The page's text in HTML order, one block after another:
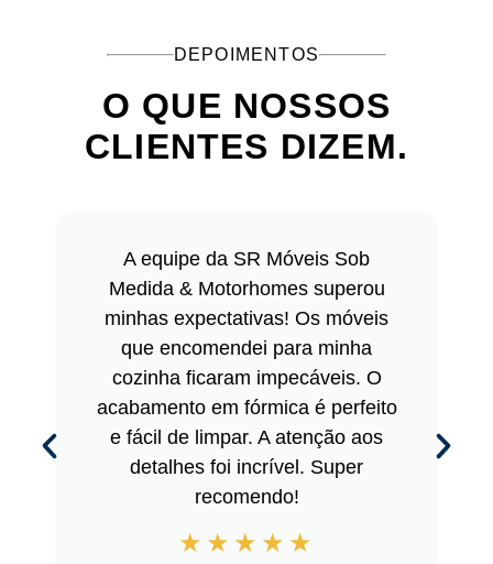
DEPOIMENTOS
O QUE NOSSOS
CLIENTES DIZEM.
A equipe da SR Móveis Sob
Medida & Motorhomes superou
minhas expectativas! Os móveis
que encomendei para minha
cozinha ficaram impecáveis. O
acabamento em fórmica é perfeito
e fácil de limpar. A atenção aos
detalhes foi incrível. Super
recomendo!